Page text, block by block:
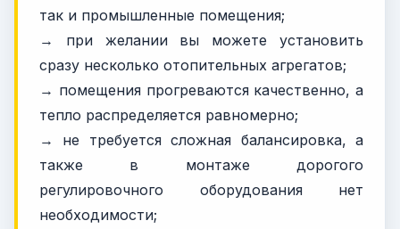
так и промышленные помещения;
→ при желании вы можете установить
сразу несколько отопительных агрегатов;
→ помещения прогреваются качественно, а
тепло распределяется равномерно;
→ не требуется сложная балансировка, а
также в монтаже дорогого
регулировочного оборудования нет
необходимости;